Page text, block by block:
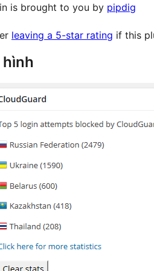
is brought to you by pipdig
leaving a 5-star rating if this